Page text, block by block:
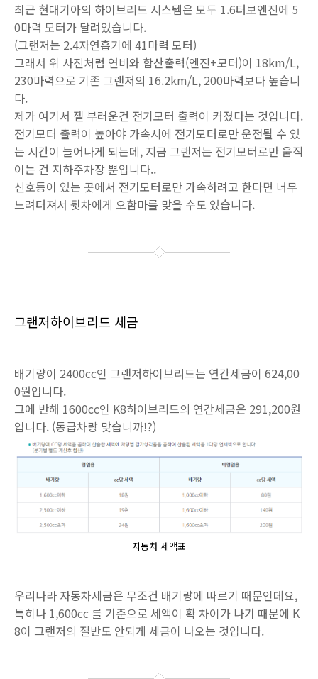
최근 현대기아의 하이브리드 시스템은 모두 1.6터보엔진에 5
0마력 모터가 달려있습니다.
(그랜저는 2.4자연흡기에 41마력 모터)
그래서 위 사진처럼 연비와 합산출력(엔진+모터)이 18km/L,
230마력으로 기존 그랜저의 16.2km/L, 200마력보다 높습니
다.
제가 여기서 젤 부러운건 전기모터 출력이 커졌다는 것입니다.
전기모터 출력이 높아야 가속시에 전기모터로만 운전될 수 있
는 시간이 늘어나게 되는데, 지금 그랜저는 전기모터로만 움직
이는 건 지하주차장 뿐입니다..
신호등이 있는 곳에서 전기모터로만 가속하려고 한다면 너무
느려터져서 뒷차에게 오함마를 맞을 수도 있습니다.
그랜저하이브리드 세금
배기량이 2400cc인 그랜저하이브리드는 연간세금이 624,00
0원입니다.
그에 반해 1600cc인 K8하이브리드의 연간세금은 291,200원
입니다. (동급차량 맞습니까!?)
자동차 세액표
우리나라 자동차세금은 무조건 배기량에 따르기 때문인데요,
특히나 1,600cc 를 기준으로 세액이 확 차이가 나기 때문에 K
8이 그랜저의 절반도 안되게 세금이 나오는 것입니다.